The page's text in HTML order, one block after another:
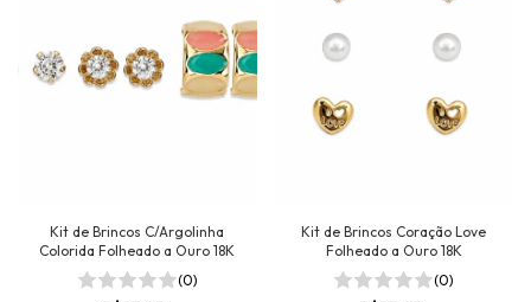
Kit de Brincos C/Argolinha
Colorida Folheado a Ouro 18K
(0)
Kit de Brincos Coração Love
Folheado a Ouro 18K
(0)